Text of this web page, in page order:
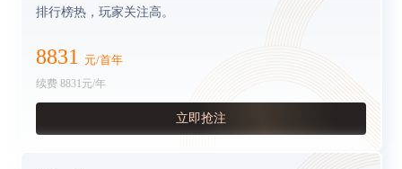
排行榜热，玩家关注高。
8831 元/首年
续费 8831元/年
立即抢注